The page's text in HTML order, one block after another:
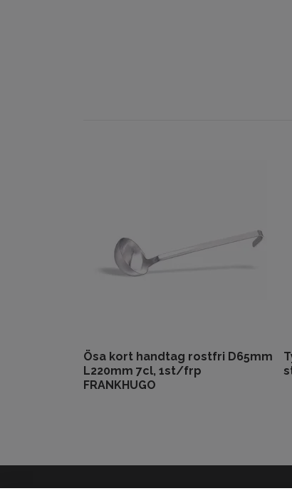
Ösa kort handtag rostfri D65mm
L220mm 7cl, 1st/frp
FRANKHUGO